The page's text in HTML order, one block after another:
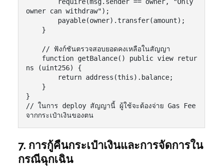
owner can withdraw");
ns (uint256) {
}
// ในการ deploy สัญญานี้ ผู้ใช้จะต้องจ่าย Gas Fee
7. การกู้คืนกระเป๋าเงินและการจัดการใน
กรณีฉุกเฉิน